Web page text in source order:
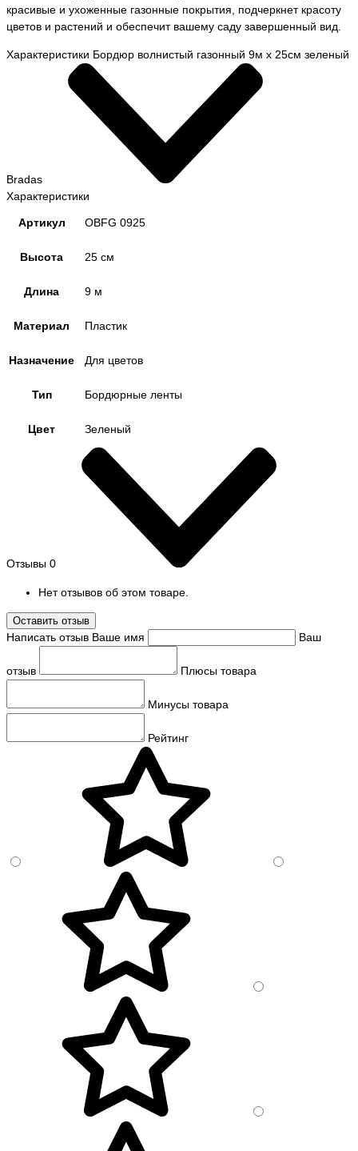
красивые и ухоженные газонные покрытия, подчеркнет красоту
цветов и растений и обеспечит вашему саду завершенный вид.
Характеристики Бордюр волнистый газонный 9м х 25см зеленый
Bradas
Характеристики
Артикул OBFG 0925
Высота 25 см
Длина 9 м
Материал Пластик
Назначение Для цветов
Тип Бордюрные ленты
Цвет Зеленый
Отзывы 0
Нет отзывов об этом товаре.
Оставить отзыв
Написать отзыв Ваше имя Ваш
отзыв Плюсы товара
Минусы товара
Рейтинг